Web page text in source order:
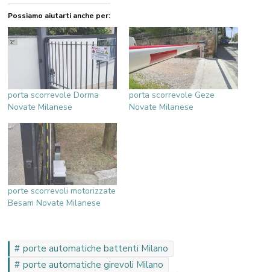
Possiamo aiutarti anche per:
porta scorrevole Dorma
Novate Milanese
porta scorrevole Geze
Novate Milanese
porte scorrevoli motorizzate
Besam Novate Milanese
porte automatiche battenti Milano
porte automatiche girevoli Milano